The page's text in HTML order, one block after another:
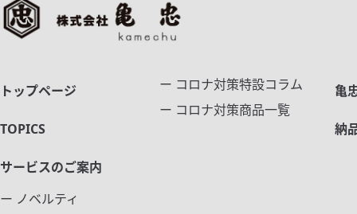
トップページ
TOPICS
サービスのご案内
ー ノベルティ
ー コロナ対策特設コラム
ー コロナ対策商品一覧
亀
納